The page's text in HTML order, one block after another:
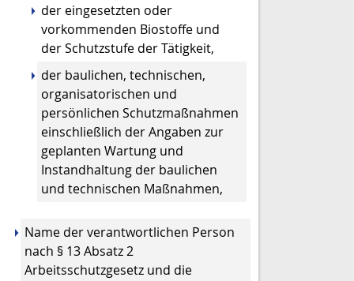
der eingesetzten oder
vorkommenden Biostoffe und
der Schutzstufe der Tätigkeit,
der baulichen, technischen,
organisatorischen und
persönlichen Schutzmaßnahmen
einschließlich der Angaben zur
geplanten Wartung und
Instandhaltung der baulichen
und technischen Maßnahmen,
Name der verantwortlichen Person
nach § 13 Absatz 2
Arbeitsschutzgesetz und die